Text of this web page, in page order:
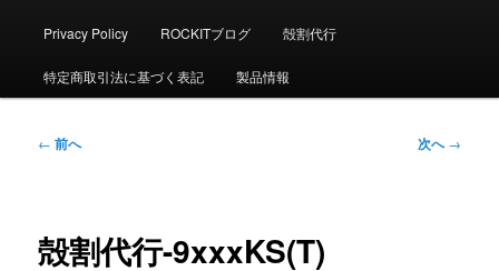
Privacy Policy ROCKITブログ 殻割代行
特定商取引法に基づく表記 製品情報
投
ゲ
ー
← 前へ 次へ→
殻割代行-9xxxKS(T)